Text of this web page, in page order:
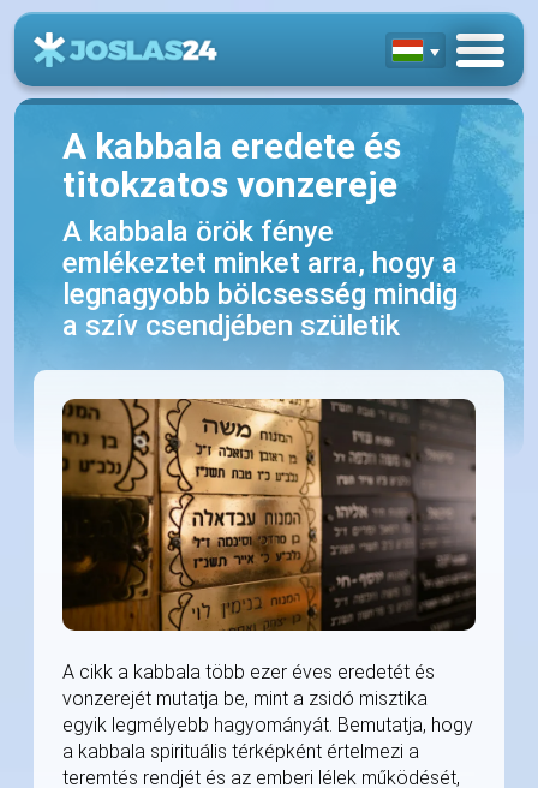
A kabbala eredete és
titokzatos vonzereje
A kabbala örök fénye
emlékeztet minket arra, hogy a
legnagyobb bölcsesség mindig
a szív csendjében születik
A cikk a kabbala több ezer éves eredetét és
vonzerejét mutatja be, mint a zsidó misztika
egyik legmélyebb hagyományát. Bemutatja, hogy
a kabbala spirituális térképként értelmezi a
teremtés rendjét és az emberi lélek működését,